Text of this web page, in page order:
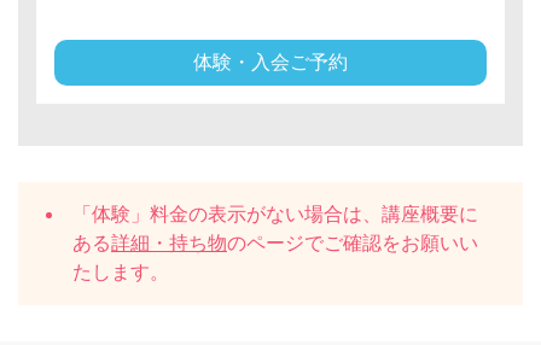
体験・入会ご予約
「体験」料金の表示がない場合は、講座概要に
ある詳細・持ち物のページでご確認をお願いい
たします。